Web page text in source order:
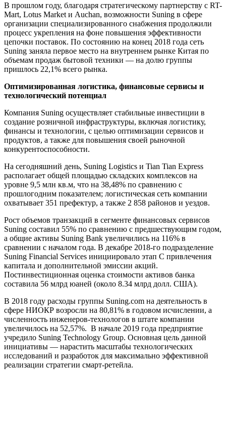
В прошлом году, благодаря стратегическому партнерству с RT-
Mart, Lotus Market и Auchan, возможности Suning в сфере
организации специализированного снабжения продолжили
процесс укрепления на фоне повышения эффективности
цепочки поставок. По состоянию на конец 2018 года сеть
Suning заняла первое место на внутреннем рынке Китая по
объемам продаж бытовой техники — на долю группы
пришлось 22,1% всего рынка.
Оптимизированная логистика, финансовые сервисы и
технологический потенциал
Компания Suning осуществляет стабильные инвестиции в
создание розничной инфраструктуры, включая логистику,
финансы и технологии, с целью оптимизации сервисов и
продуктов, а также для повышения своей рыночной
конкурентоспособности.
На сегодняшний день, Suning Logistics и Tian Tian Express
располагает общей площадью складских комплексов на
уровне 9,5 млн кв.м, что на 38,48% по сравнению с
прошлогодним показателем; логистическая сеть компании
охватывает 351 префектур, а также 2 858 районов и уездов.
Рост объемов транзакций в сегменте финансовых сервисов
Suning составил 55% по сравнению с предшествующим годом,
а общие активы Suning Bank увеличились на 116% в
сравнении с началом года. В декабре 2018-го подразделение
Suning Financial Services инициировало этап С привлечения
капитала и дополнительной эмиссии акций.
Постинвестиционная оценка стоимости активов банка
составила 56 млрд юаней (около 8.34 млрд долл. США).
В 2018 году расходы группы Suning.com на деятельность в
сфере НИОКР возросли на 80,81% в годовом исчислении, а
численность инженеров-технологов в штате компании
увеличилось на 52,57%. В начале 2019 года предприятие
учредило Suning Technology Group. Основная цель данной
инициативы — нарастить масштабы технологических
исследований и разработок для максимально эффективной
реализации стратегии смарт-ретейла.